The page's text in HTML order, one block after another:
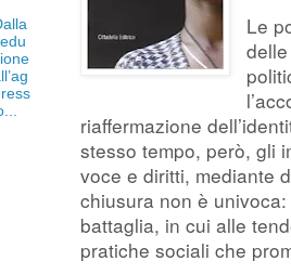
Le
riaffermazione
stesso tempo, però, gli
voce e diritti, mediante
chiusura non è
battaglia, in cui alle
pratiche sociali che